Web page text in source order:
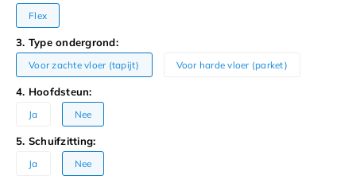
Flex
3. Type ondergrond:
Voor zachte vloer (tapijt) Voor harde vloer (parket)
4. Hoofdsteun:
Ja Nee
5. Schuifzitting:
Ja Nee